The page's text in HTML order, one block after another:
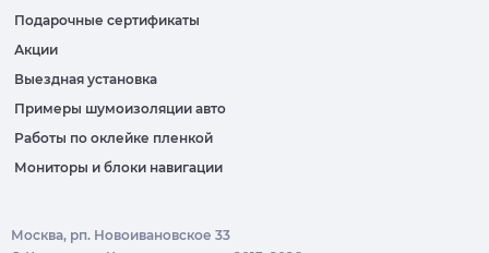
Подарочные сертификаты
Акции
Выездная установка
Примеры шумоизоляции авто
Работы по оклейке пленкой
Мониторы и блоки навигации
Москва, рп. Новоивановское 33